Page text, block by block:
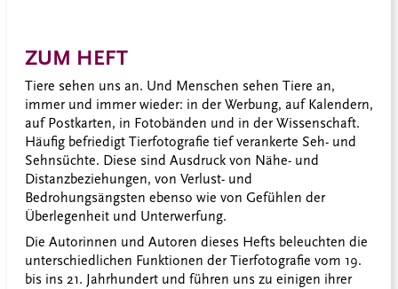
ZUM HEFT
Tiere sehen uns an. Und Menschen sehen Tiere an,
immer und immer wieder: in der Werbung, auf Kalendern,
auf Postkarten, in Fotobänden und in der Wissenschaft.
Häufig befriedigt Tierfotografie tief verankerte Seh- und
Sehnsüchte. Diese sind Ausdruck von Nähe- und
Distanzbeziehungen, von Verlust- und
Bedrohungsängsten ebenso wie von Gefühlen der
Überlegenheit und Unterwerfung.
Die Autorinnen und Autoren dieses Hefts beleuchten die
unterschiedlichen Funktionen der Tierfotografie vom 19.
bis ins 21. Jahrhundert und führen uns zu einigen ihrer